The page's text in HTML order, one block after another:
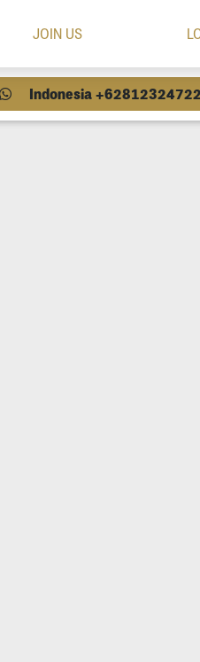
JOIN US
Indonesia